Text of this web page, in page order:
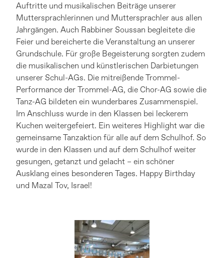
Auftritte und musikalischen Beiträge unserer
Muttersprachlerinnen und Muttersprachler aus allen
Jahrgängen. Auch Rabbiner Soussan begleitete die
Feier und bereicherte die Veranstaltung an unserer
Grundschule. Für große Begeisterung sorgten zudem
die musikalischen und künstlerischen Darbietungen
unserer Schul-AGs. Die mitreißende Trommel-
Performance der Trommel-AG, die Chor-AG sowie die
Tanz-AG bildeten ein wunderbares Zusammenspiel.
Im Anschluss wurde in den Klassen bei leckerem
Kuchen weitergefeiert. Ein weiteres Highlight war die
gemeinsame Tanzaktion für alle auf dem Schulhof. So
wurde in den Klassen und auf dem Schulhof weiter
gesungen, getanzt und gelacht – ein schöner
Ausklang eines besonderen Tages. Happy Birthday
und Mazal Tov, Israel!